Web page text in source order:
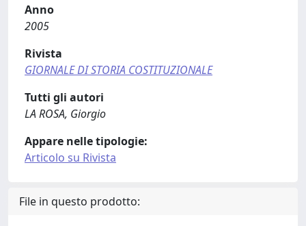
Anno
2005
Rivista
GIORNALE DI STORIA COSTITUZIONALE
Tutti gli autori
LA ROSA, Giorgio
Appare nelle tipologie:
Articolo su Rivista
File in questo prodotto: